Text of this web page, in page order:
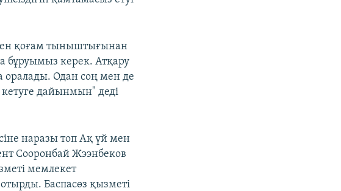
мен қоғам тыныштығынан
бұруымыз керек. Атқару
оралады. Одан соң мен де
дайынмын" деді
наразы топ Ақ үй мен
Сооронбай Жээнбеков
мемлекет
Баспасөз қызметі